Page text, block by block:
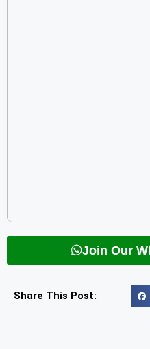
Join Our
Share This Post: